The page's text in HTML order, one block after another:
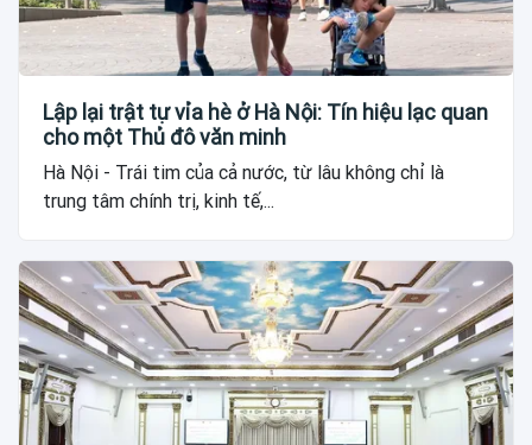
Lập lại trật tự vỉa hè ở Hà Nội: Tín hiệu lạc quan
cho một Thủ đô văn minh
Hà Nội - Trái tim của cả nước, từ lâu không chỉ là
trung tâm chính trị, kinh tế,...